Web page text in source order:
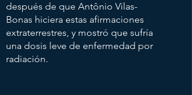
después de que Antônio Vilas-
Bonas hiciera estas afirmaciones
extraterrestres, y mostró que sufría
una dosis leve de enfermedad por
radiación.